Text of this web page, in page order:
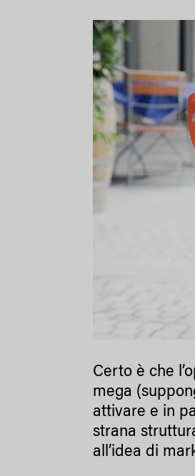
Certo è che
mega
attivare e in
strana
all’idea di